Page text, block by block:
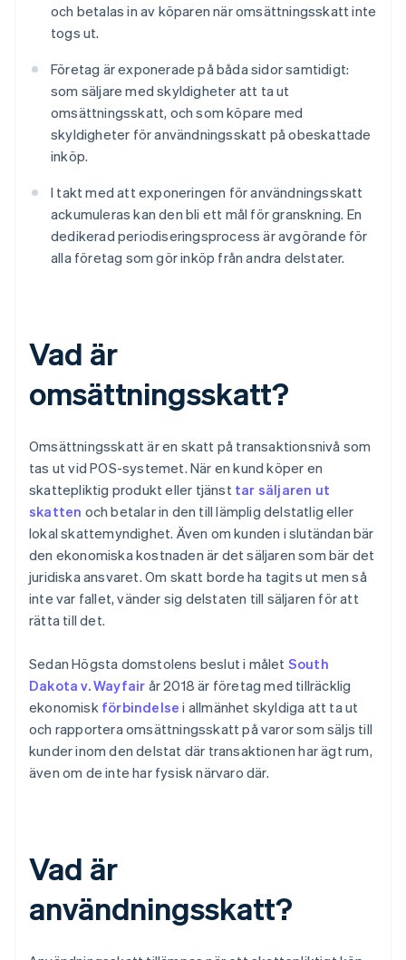
och betalas in av köparen när omsättningsskatt inte
togs ut.
Företag är exponerade på båda sidor samtidigt:
som säljare med skyldigheter att ta ut
omsättningsskatt, och som köpare med
skyldigheter för användningsskatt på obeskattade
inköp.
I takt med att exponeringen för användningsskatt
ackumuleras kan den bli ett mål för granskning. En
dedikerad periodiseringsprocess är avgörande för
alla företag som gör inköp från andra delstater.
Vad är
omsättningsskatt?
Omsättningsskatt är en skatt på transaktionsnivå som
tas ut vid POS-systemet. När en kund köper en
skattepliktig produkt eller tjänst tar säljaren ut
skatten och betalar in den till lämplig delstatlig eller
lokal skattemyndighet. Även om kunden i slutändan bär
den ekonomiska kostnaden är det säljaren som bär det
juridiska ansvaret. Om skatt borde ha tagits ut men så
inte var fallet, vänder sig delstaten till säljaren för att
rätta till det.
Sedan Högsta domstolens beslut i målet South
Dakota v. Wayfair år 2018 är företag med tillräcklig
ekonomisk förbindelse i allmänhet skyldiga att ta ut
och rapportera omsättningsskatt på varor som säljs till
kunder inom den delstat där transaktionen har ägt rum,
även om de inte har fysisk närvaro där.
Vad är
användningsskatt?